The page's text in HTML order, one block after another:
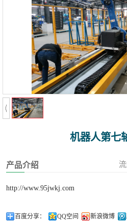
机器人第七
产品介绍
http://www.95jwkj.com
百度分享： QQ空间 新浪微博
丝杆模组
龙门桁架